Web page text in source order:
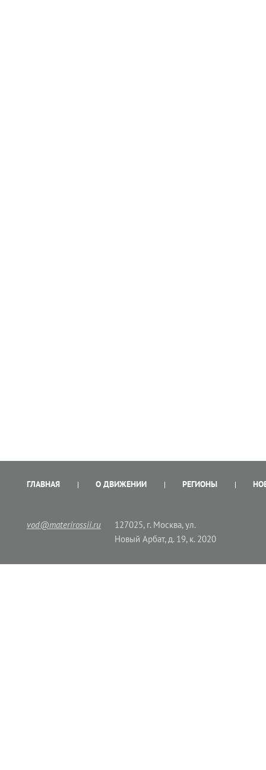
ГЛАВНАЯ О ДВИЖЕНИИ РЕГИОНЫ
vod@materirossii.ru
127025, г. Москва, ул.
Новый Арбат, д. 19, к. 2020